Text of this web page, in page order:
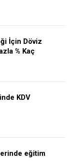
İçin Döviz
% Kaç
KDV
eğitim